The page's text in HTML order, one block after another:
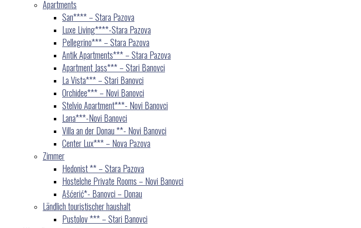
Apartments
San**** – Stara Pazova
Luxe Living****-Stara Pazova
Pellegrino*** – Stara Pazova
Antik Apartments*** – Stara Pazova
Apartment Jass*** – Stari Banovci
La Vista*** – Stari Banovci
Orchidee*** – Novi Banovci
Stelvio Apartment***- Novi Banovci
Lana***-Novi Banovci
Villa an der Donau **- Novi Banovci
Center Lux*** – Nova Pazova
Zimmer
Hedonist ** – Stara Pazova
Hostelche Private Rooms – Novi Banovci
Ašćerić*- Banovci – Donau
Ländlich touristischer haushalt
Pustolov *** – Stari Banovci